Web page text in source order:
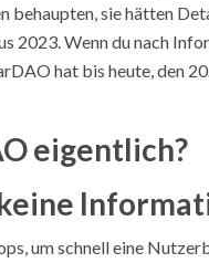
behaupten, sie hätten
2023. Wenn du nach
hat bis heute, den
eigentlich?
um schnell eine